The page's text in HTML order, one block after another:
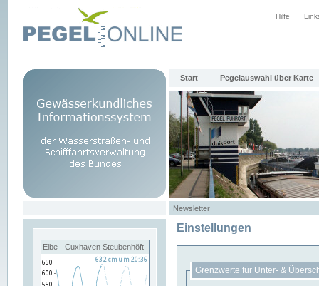
Hilfe
Start Pegelauswahl über Karte
Newsletter
Elbe - Cuxhaven Steubenhöft
Einstellungen
Grenzwerte für Unter- &